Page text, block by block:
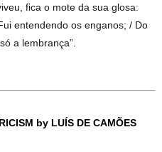
fica o mote da sua glosa:
entendendo os enganos; / Do
a lembrança”.
by LUÍS DE CAMÕES